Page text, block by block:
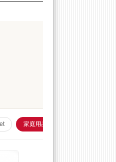
家庭用品 Household